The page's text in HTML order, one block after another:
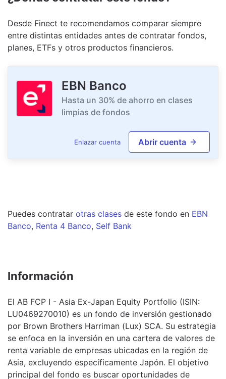
Desde Finect te recomendamos comparar siempre
entre distintas entidades antes de contratar fondos,
planes, ETFs y otros productos financieros.
EBN Banco
Hasta un 30% de ahorro en clases
limpias de fondos
Enlazar cuenta Abrir cuenta
Puedes contratar otras clases de este fondo en EBN
Banco, Renta 4 Banco, Self Bank
Información
El AB FCP I - Asia Ex-Japan Equity Portfolio (ISIN:
LU0469270010) es un fondo de inversión gestionado
por Brown Brothers Harriman (Lux) SCA. Su estrategia
se enfoca en la inversión en una cartera de valores de
renta variable de empresas ubicadas en la región de
Asia, excluyendo específicamente Japón. El objetivo
principal del fondo es buscar oportunidades de